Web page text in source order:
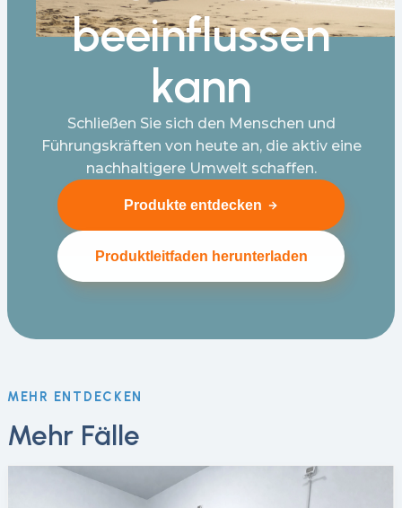
beeinflussen
kann
Schließen Sie sich den Menschen und
Führungskräften von heute an, die aktiv eine
nachhaltigere Umwelt schaffen.
Produkte entdecken
Produktleitfaden herunterladen
MEHR ENTDECKEN
Mehr Fälle